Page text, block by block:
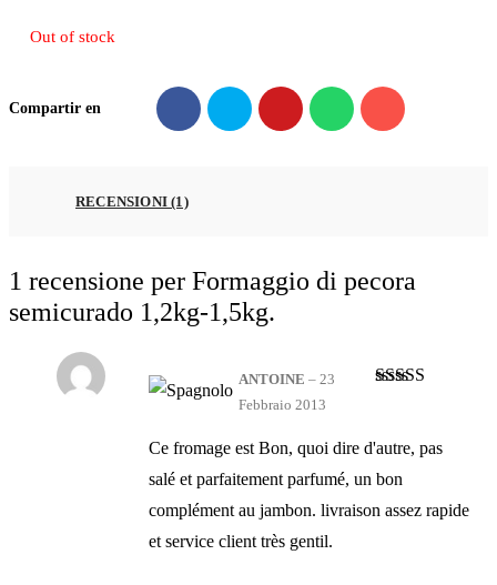
Out of stock
Compartir en
RECENSIONI (1)
1 recensione per Formaggio di pecora
semicurado 1,2kg-1,5kg.
ANTOINE – 23
Febbraio 2013
Ce fromage est Bon, quoi dire d'autre, pas
salé et parfaitement parfumé, un bon
complément au jambon. livraison assez rapide
et service client très gentil.